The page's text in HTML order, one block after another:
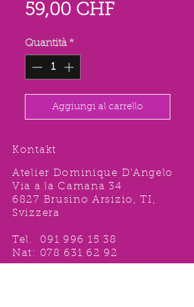
59,00 CHFPrezzo
Quantità *
Aggiungi al carrello
Kontakt
Atelier Dominique D'Angelo
Via a la Camana 34
6827 Brusino Arsizio, TI,
Svizzera
Tel. 091 996 15 38
Nat: 078 631 62 92